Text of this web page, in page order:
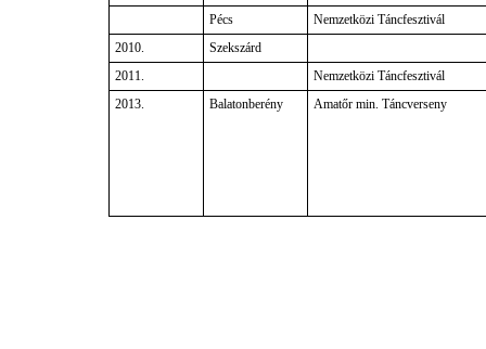
Pécs
Nemzetközi Táncfesztivál
2010.
Szekszárd
2011.
Nemzetközi Táncfesztivál
2013.
Balatonberény Amatőr min. Táncverseny